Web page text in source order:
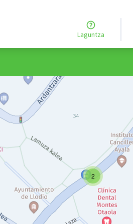
Laguntza
mapan puntu gisa
2